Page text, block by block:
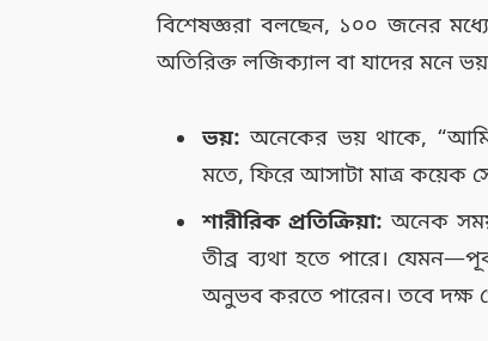
বিশেষজ্ঞরা বলছেন, ১০০ জনের
অতিরিক্ত লজিক্যাল বা যাদের মনে
ভয়: অনেকের ভয় থাকে, “আমি
মতে, ফিরে আসাটা মাত্র কয়েক
শারীরিক প্রতিক্রিয়া: অনেক সময়
তীব্র ব্যথা হতে পারে।
অনুভব করতে পারেন। তবে দক্ষ